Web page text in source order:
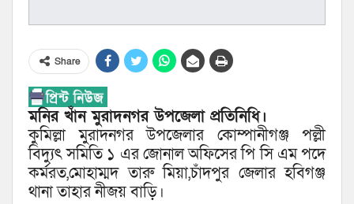
Share
মনির খাঁন মুরাদনগর উপজেলা প্রতিনিধি।
কুমিল্লা মুরাদনগর উপজেলার কোম্পানীগঞ্জ পল্লী
বিদ্যুৎ সমিতি ১ এর জোনাল অফিসের পি সি এম পদে
কর্মরত,মোহাম্মদ তারু মিয়া,চাঁদপুর জেলার হবিগঞ্জ
থানা তাহার নীজয় বাড়ি।